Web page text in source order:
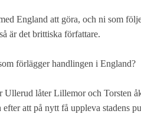
England att göra, och ni som
är det brittiska författare.
förlägger handlingen i England?
Ullerud låter Lillemor och Torsten
att på nytt få uppleva stadens